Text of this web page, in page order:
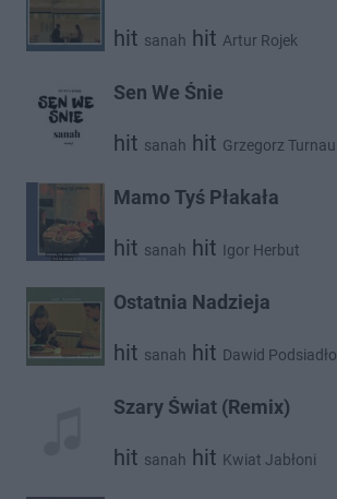
hit sanah hit Artur Rojek
Sen We Śnie
hit sanah hit Grzegorz Turnau
Mamo Tyś Płakała
hit sanah hit Igor Herbut
Ostatnia Nadzieja
hit sanah hit Dawid Podsiadło
Szary Świat (Remix)
hit sanah hit Kwiat Jabłoni